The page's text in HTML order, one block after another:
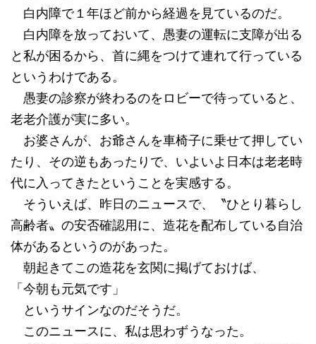
白内障で１年ほど前から経過を見ているのだ。
白内障を放っておいて、愚妻の運転に支障が出る
と私が困るから、首に縄をつけて連れて行っている
というわけである。
愚妻の診察が終わるのをロビーで待っていると、
老老介護が実に多い。
お婆さんが、お爺さんを車椅子に乗せて押してい
たり、その逆もあったりで、いよいよ日本は老老時
代に入ってきたということを実感する。
そういえば、昨日のニュースで、〝ひとり暮らし
高齢者〟の安否確認用に、造花を配布している自治
体があるというのがあった。
朝起きてこの造花を玄関に掲げておけば、
「今朝も元気です」
というサインなのだそうだ。
このニュースに、私は思わずうなった。